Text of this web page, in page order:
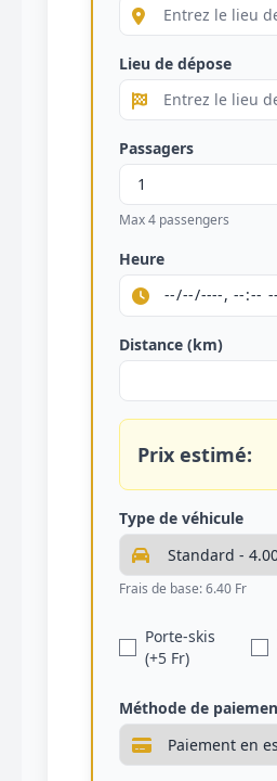
Lieu de dépose
Passagers
Max 4 passengers
Heure
Distance (km)
Prix estimé:
Type de véhicule
Frais de base: 6.40 Fr
Porte-skis
(+5 Fr)
Méthode de